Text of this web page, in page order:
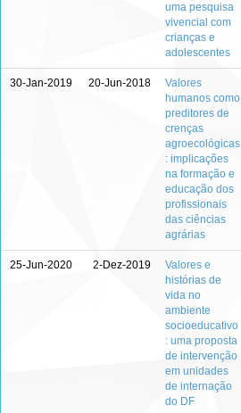
uma pesquisa
vivencial com
crianças e
adolescentes
30-Jan-2019 20-Jun-2018
Valores
humanos como
preditores de
crenças
agroecológicas
: implicações
na formação e
educação dos
profissionais
das ciências
agrárias
25-Jun-2020 2-Dez-2019
Valores e
histórias de
vida no
ambiente
socioeducativo
: uma proposta
de intervenção
em unidades
de internação
do DF